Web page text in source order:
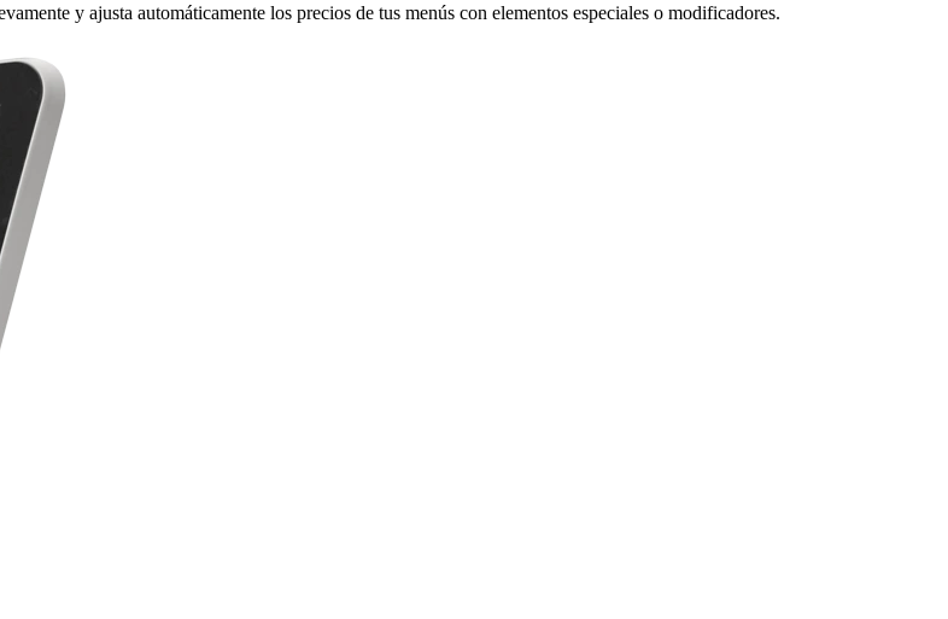
y ajusta automáticamente los precios de tus menús con elementos especiales o modificadores.